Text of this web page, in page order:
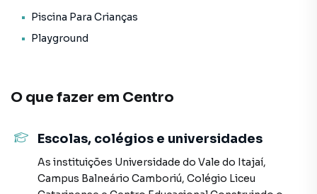
* Pub;
* Sala de games;
* Espaço gourmet;
* Piscina adulto.
Forma de pagamento:
> Valor total: R$ 3.950.000,00
> Para mais informações, consulte um de nossos
corretores
Piscina Para Crianças
Playground
O que fazer em Centro
Escolas, colégios e universidades
As instituições Universidade do Vale do Itajaí,
Campus Balneário Camboriú, Colégio Liceu